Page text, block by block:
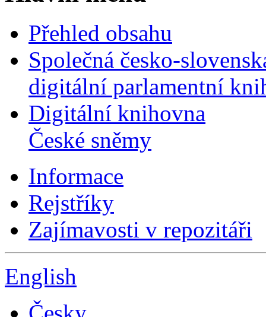
Přehled obsahu
Společná česko-
digitální parlamentní
Digitální knihovna
České sněmy
Informace
Rejstříky
Zajímavosti v repozitáři
English